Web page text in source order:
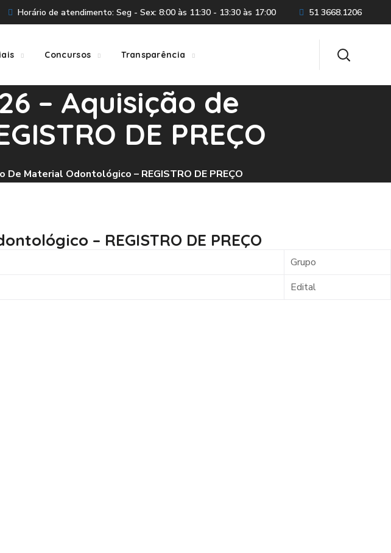
Horário de atendimento: Seg - Sex: 8:00 às 11:30 - 13:30 às 17:00 51 3668.1206
Concursos Transparência
– Aquisição de
DE PREÇO
Material Odontológico – REGISTRO DE PREÇO
– REGISTRO DE PREÇO
Grupo
Edital